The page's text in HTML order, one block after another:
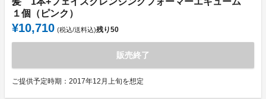
１個（ピンク）
¥10,710 (税込/送料込)残り50
販売終了
ご提供予定時期：2017年12月上旬を想定